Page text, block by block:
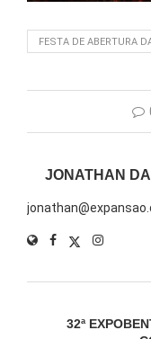
FESTA DE ABERTURA
JONATHAN
32ª